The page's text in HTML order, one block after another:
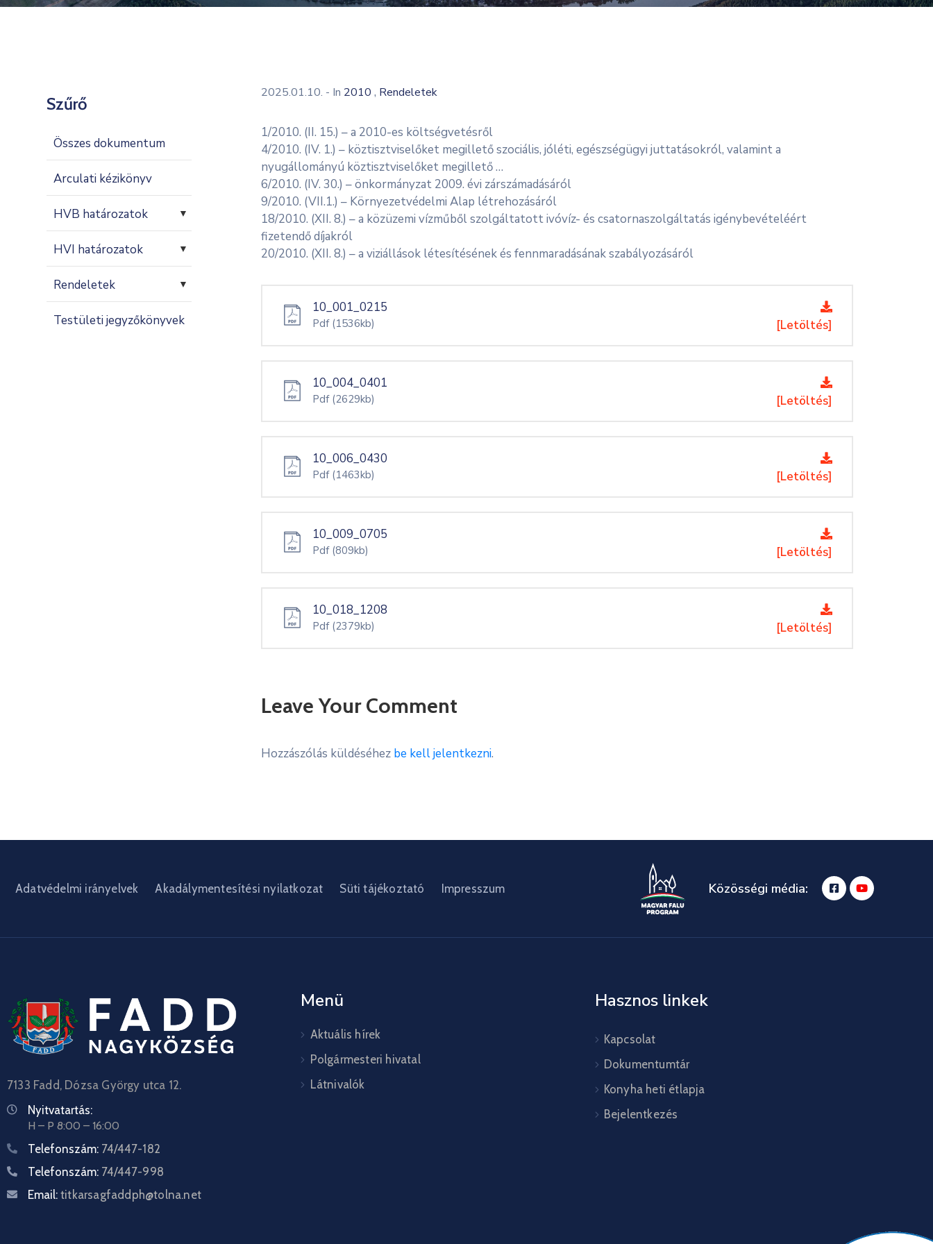
Szűrő
Összes dokumentum
Arculati kézikönyv
HVB határozatok ▼
HVI határozatok ▼
Rendeletek ▼
Testületi jegyzőkönyvek
2025.01.10. - In 2010 , Rendeletek
1/2010. (II. 15.) – a 2010-es költségvetésről
4/2010. (IV. 1.) – köztisztviselőket megillető szociális, jóléti, egészségügyi juttatásokról, valamint a
nyugállományú köztisztviselőket megillető …
6/2010. (IV. 30.) – önkormányzat 2009. évi zárszámadásáról
9/2010. (VII.1.) – Környezetvédelmi Alap létrehozásáról
18/2010. (XII. 8.) – a közüzemi vízműből szolgáltatott ivóvíz- és csatornaszolgáltatás igénybevételéért
fizetendő díjakról
20/2010. (XII. 8.) – a viziállások létesítésének és fennmaradásának szabályozásáról
10_001_0215
Pdf (1536kb) [Letöltés]
10_004_0401
Pdf (2629kb) [Letöltés]
10_006_0430
Pdf (1463kb) [Letöltés]
10_009_0705
Pdf (809kb) [Letöltés]
10_018_1208
Pdf (2379kb) [Letöltés]
Leave Your Comment
Hozzászólás küldéséhez be kell jelentkezni.
Adatvédelmi irányelvek Akadálymentesítési nyilatkozat Süti tájékoztató Impresszum Közösségi média:
7133 Fadd, Dózsa György utca 12.
Nyitvatartás:
H – P 8:00 – 16:00
Telefonszám: 74/447-182
Telefonszám: 74/447-998
Email: titkarsagfaddph@tolna.net
Menü
Aktuális hírek
Polgármesteri hivatal
Látnivalók
Hasznos linkek
Kapcsolat
Dokumentumtár
Konyha heti étlapja
Bejelentkezés